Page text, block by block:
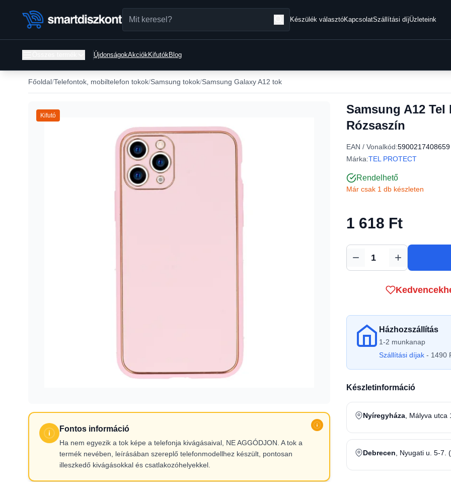
Készülék választóKapcsolatSzállítási díjÜzleteink
ÚjdonságokAkciókKifutókBlog
Főoldal Telefontok, mobiltelefon tokok Samsung tokok Samsung Galaxy A12 tok
Fontos információ
Ha nem egyezik a tok képe a telefonja kivágásaival, NE AGGÓDJON. A tok a
termék nevében, leírásában szereplő telefonmodellhez készült, pontosan
illeszkedő kivágásokkal és csatlakozóhelyekkel.
Kifutó
Samsung A12
Rózsaszín
EAN / Vonalkód:5900217408659
Márka:TEL PROTECT
Rendelhető
Már csak 1 db készleten
1 618 Ft
Mennyiség
Házhozszállítás
1-2 munkanap
Szállítási díjak - 1490
Készletinformáció
Nyíregyháza , Mályva utca
Debrecen , Nyugati u. 5-7.